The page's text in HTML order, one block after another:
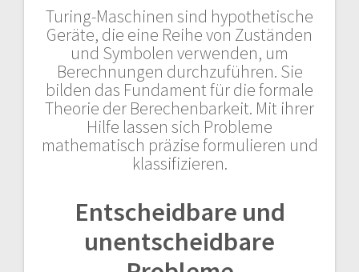
Turing-Maschinen sind hypothetische
Geräte, die eine Reihe von Zuständen
und Symbolen verwenden, um
Berechnungen durchzuführen. Sie
bilden das Fundament für die formale
Theorie der Berechenbarkeit. Mit ihrer
Hilfe lassen sich Probleme
mathematisch präzise formulieren und
klassifizieren.
Entscheidbare und
unentscheidbare